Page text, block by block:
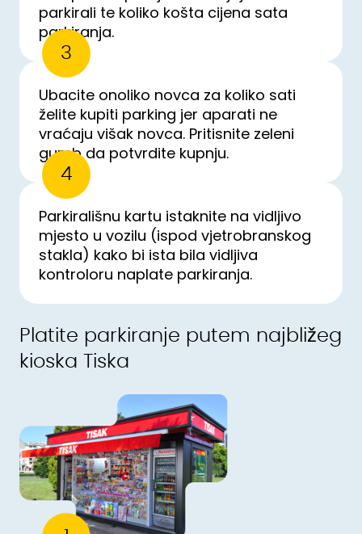
parkirali te koliko košta cijena sata
parkiranja.
3
Ubacite onoliko novca za koliko sati
želite kupiti parking jer aparati ne
vraćaju višak novca. Pritisnite zeleni
gumb da potvrdite kupnju.
4
Parkirališnu kartu istaknite na vidljivo
mjesto u vozilu (ispod vjetrobranskog
stakla) kako bi ista bila vidljiva
kontroloru naplate parkiranja.
Platite parkiranje putem najbližeg
kioska Tiska